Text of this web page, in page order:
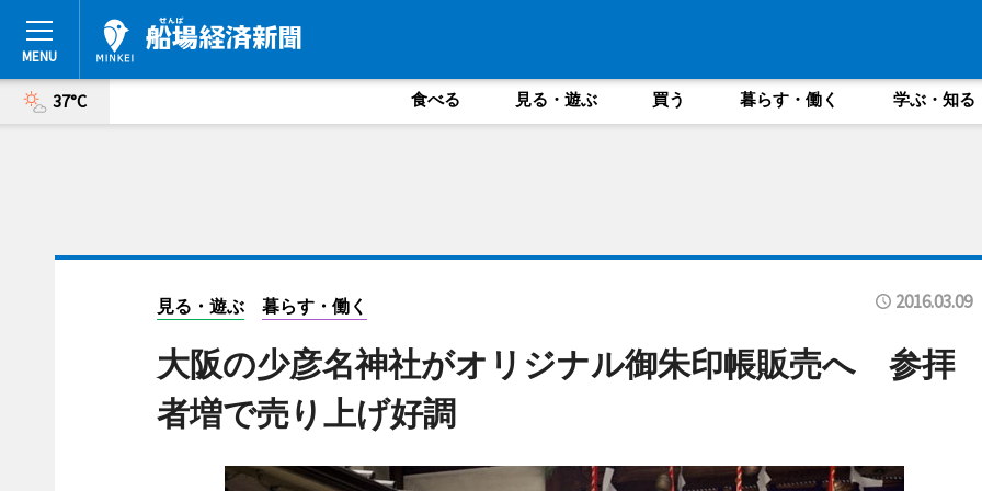
37°C 食べる 見る・遊ぶ 買う 暮らす・働く 学ぶ・知る
見る・遊ぶ 暮らす・働く 2016.03.09
大阪の少彦名神社がオリジナル御朱印帳販売へ 参拝
者増で売り上げ好調